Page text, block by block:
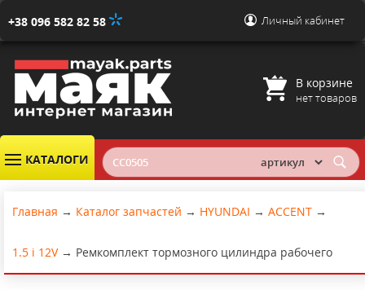
+38 096 582 82 58 Личный кабинет
В корзине
нет товаров
КАТАЛОГИ
Главная → Каталог запчастей → HYUNDAI → ACCENT →
1.5 i 12V → Ремкомплект тормозного цилиндра рабочего